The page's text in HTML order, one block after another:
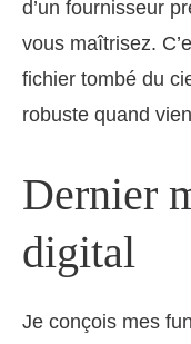
d’un fournisseur
vous maîtrisez.
fichier tombé du
robuste quand
Dernier
digital
Je conçois mes